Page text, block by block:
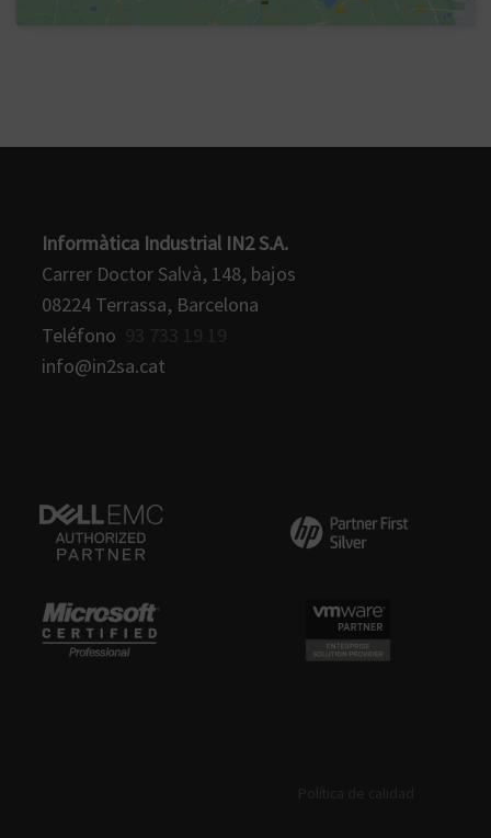
Informàtica Industrial IN2 S.A.
Carrer Doctor Salvà, 148, bajos
08224 Terrassa, Barcelona
Teléfono
info@in2sa.cat